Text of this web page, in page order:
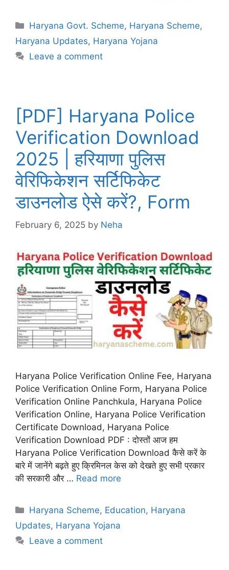
Categories
Haryana Govt. Scheme, Haryana Scheme,
Haryana Updates, Haryana Yojana
Leave a comment
[PDF] Haryana Police
Verification Download
2025 | हरियाणा पुलिस
वेरिफिकेशन सर्टिफिकेट
डाउनलोड ऐसे करें?, Form
February 6, 2025 by Neha
Haryana Police Verification Online Fee, Haryana
Police Verification Online Form, Haryana Police
Verification Online Panchkula, Haryana Police
Verification Online, Haryana Police Verification
Certificate Download, Haryana Police
Verification Download PDF : दोस्तों आज हम
Haryana Police Verification Download कैसे करें के
बारे में जानेंगे बढ़ते हुए क्रिमिनल केस को देखते हुए सभी प्रकार
की सरकारी और … Read more
Categories
Haryana Scheme, Education, Haryana
Updates, Haryana Yojana
Leave a comment